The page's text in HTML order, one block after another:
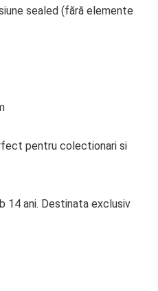
sealed (fără elemente
pentru colectionari si
14 ani. Destinata exclusiv